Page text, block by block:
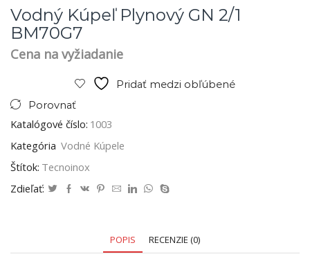
Vodný Kúpeľ Plynový GN 2/1
BM70G7
Cena na vyžiadanie
Pridať medzi obľúbené
Porovnať
Katalógové číslo: 1003
Kategória Vodné Kúpele
Štítok: Tecnoinox
Zdieľať:
POPIS RECENZIE (0)